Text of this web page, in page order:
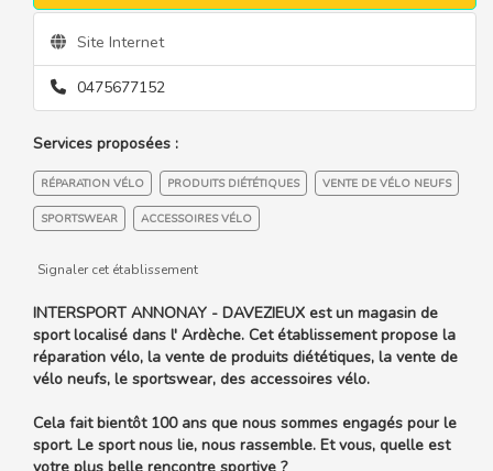
Site Internet
0475677152
Services proposées :
RÉPARATION VÉLO PRODUITS DIÉTÉTIQUES VENTE DE VÉLO NEUFS
SPORTSWEAR ACCESSOIRES VÉLO
Signaler cet établissement
INTERSPORT ANNONAY - DAVEZIEUX est un magasin de
sport localisé dans l' Ardèche. Cet établissement propose la
réparation vélo, la vente de produits diététiques, la vente de
vélo neufs, le sportswear, des accessoires vélo.
Cela fait bientôt 100 ans que nous sommes engagés pour le
sport. Le sport nous lie, nous rassemble. Et vous, quelle est